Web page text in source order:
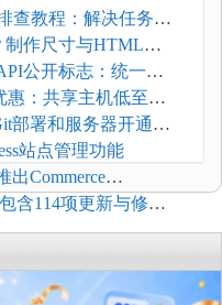
查教程：解决任务积
制作尺寸与HTML添
公开标志：统一支
惠：共享主机低至
扣
部署和服务器开通更
站点管理功能
出Commerce
留前台体验并扩展电
含114项更新与修